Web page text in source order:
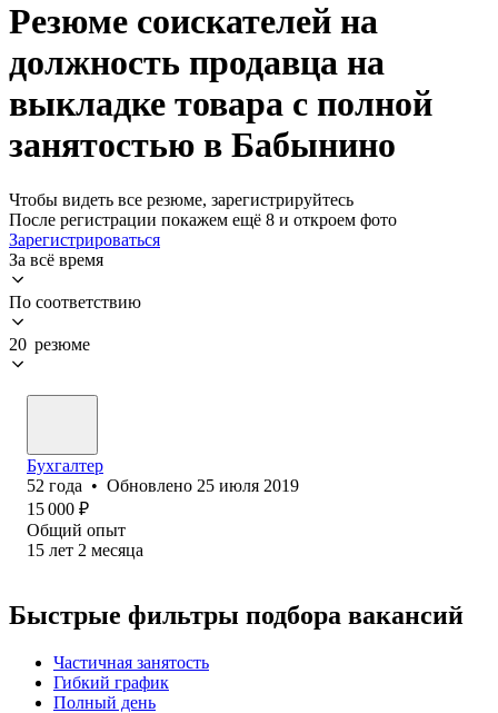
Резюме соискателей на
должность продавца на
выкладке товара с полной
занятостью в Бабынино
Чтобы видеть все резюме, зарегистрируйтесь
После регистрации покажем ещё 8 и откроем фото
Зарегистрироваться
За всё время
По соответствию
20 резюме
Бухгалтер
52 года • Обновлено 25 июля 2019
15 000 ₽
Общий опыт
15 лет 2 месяца
Быстрые фильтры подбора вакансий
Частичная занятость
Гибкий график
Полный день